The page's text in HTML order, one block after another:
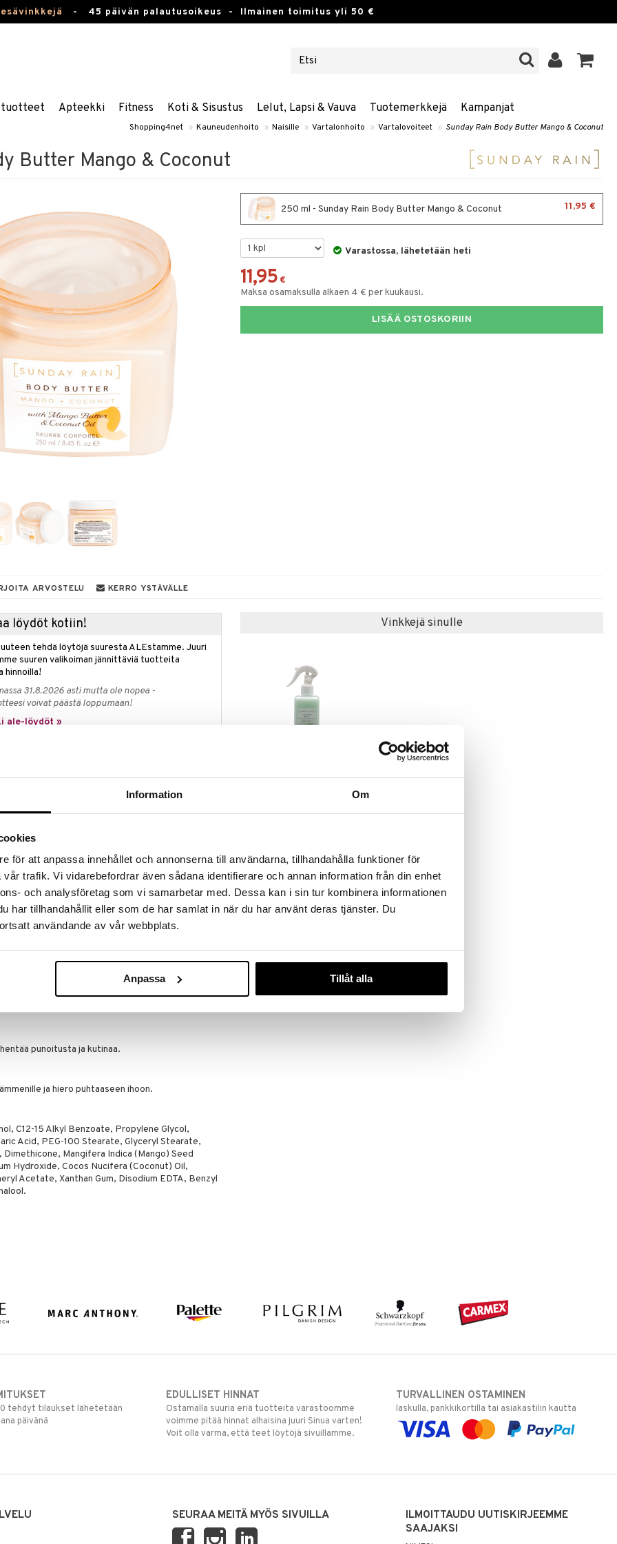
Information Om
för att anpassa innehållet och annonserna till användarna, tillhandahålla funktioner för
trafik. Vi vidarebefordrar även sådana identifierare och annan information från din enhet
och analysföretag som vi samarbetar med. Dessa kan i sin tur kombinera informationen
har tillhandahållit eller som de har samlat in när du har använt deras tjänster. Du
användande av vår webbplats.
Anpassa Tillåt alla
- 45 päivän palautusoikeus - Ilmainen toimitus yli 50 €
Apteekki Fitness Koti & Sisustus Lelut, Lapsi & Vauva Tuotemerkkejä Kampanjat
Shopping4net » Kauneudenhoito » Naisille » Vartalonhoito » Vartalovoiteet » Sunday Rain Body Butter Mango & Coconut
Butter Mango & Coconut
250 ml - Sunday Rain Body Butter Mango & Coconut 11,95 €
Varastossa, lähetetään heti
11,95 €
Maksa osamaksulla alkaen 4 € per kuukausi.
LISÄÄ OSTOSKORIIN
ARVOSTELU KERRO YSTÄVÄLLE
löydöt kotiin!
tehdä löytöjä suuresta ALEstamme. Juuri
suuren valikoiman jännittäviä tuotteita
hinnoilla!
31.8.2026 asti mutta ole nopea -
voivat päästä loppumaan!
ale-löydöt »
jotka kosteuttavat ja hoitavat kuivaa
vitamiineja ja mineraaleja. Monipuolinen
rakenee, minkä ansiosta se sopii hyvin
terveelle iholle; ne imeytyvät helposti ja
punoitusta ja kutinaa.
ja hiero puhtaaseen ihoon.
C12-15 Alkyl Benzoate, Propylene Glycol,
Acid, PEG-100 Stearate, Glyceryl Stearate,
Mangifera Indica (Mango) Seed
Hydroxide, Cocos Nucifera (Coconut) Oil,
Acetate, Xanthan Gum, Disodium EDTA, Benzyl
Vinkkejä sinulle
Sunday Rain Aloe &
9,95
tehdyt tilaukset lähetetään
päivänä
EDULLISET HINNAT
Ostamalla suuria eriä tuotteita varastoomme
voimme pitää hinnat alhaisina juuri Sinua varten!
Voit olla varma, että teet löytöjä sivuillamme.
TURVALLINEN OSTAMINEN
laskulla, pankkikortilla tai asiakastilin kautta
SEURAA MEITÄ MYÖS SIVUILLA
ILMOITTAUDU UUTISKIRJEEMME
SAAJAKSI